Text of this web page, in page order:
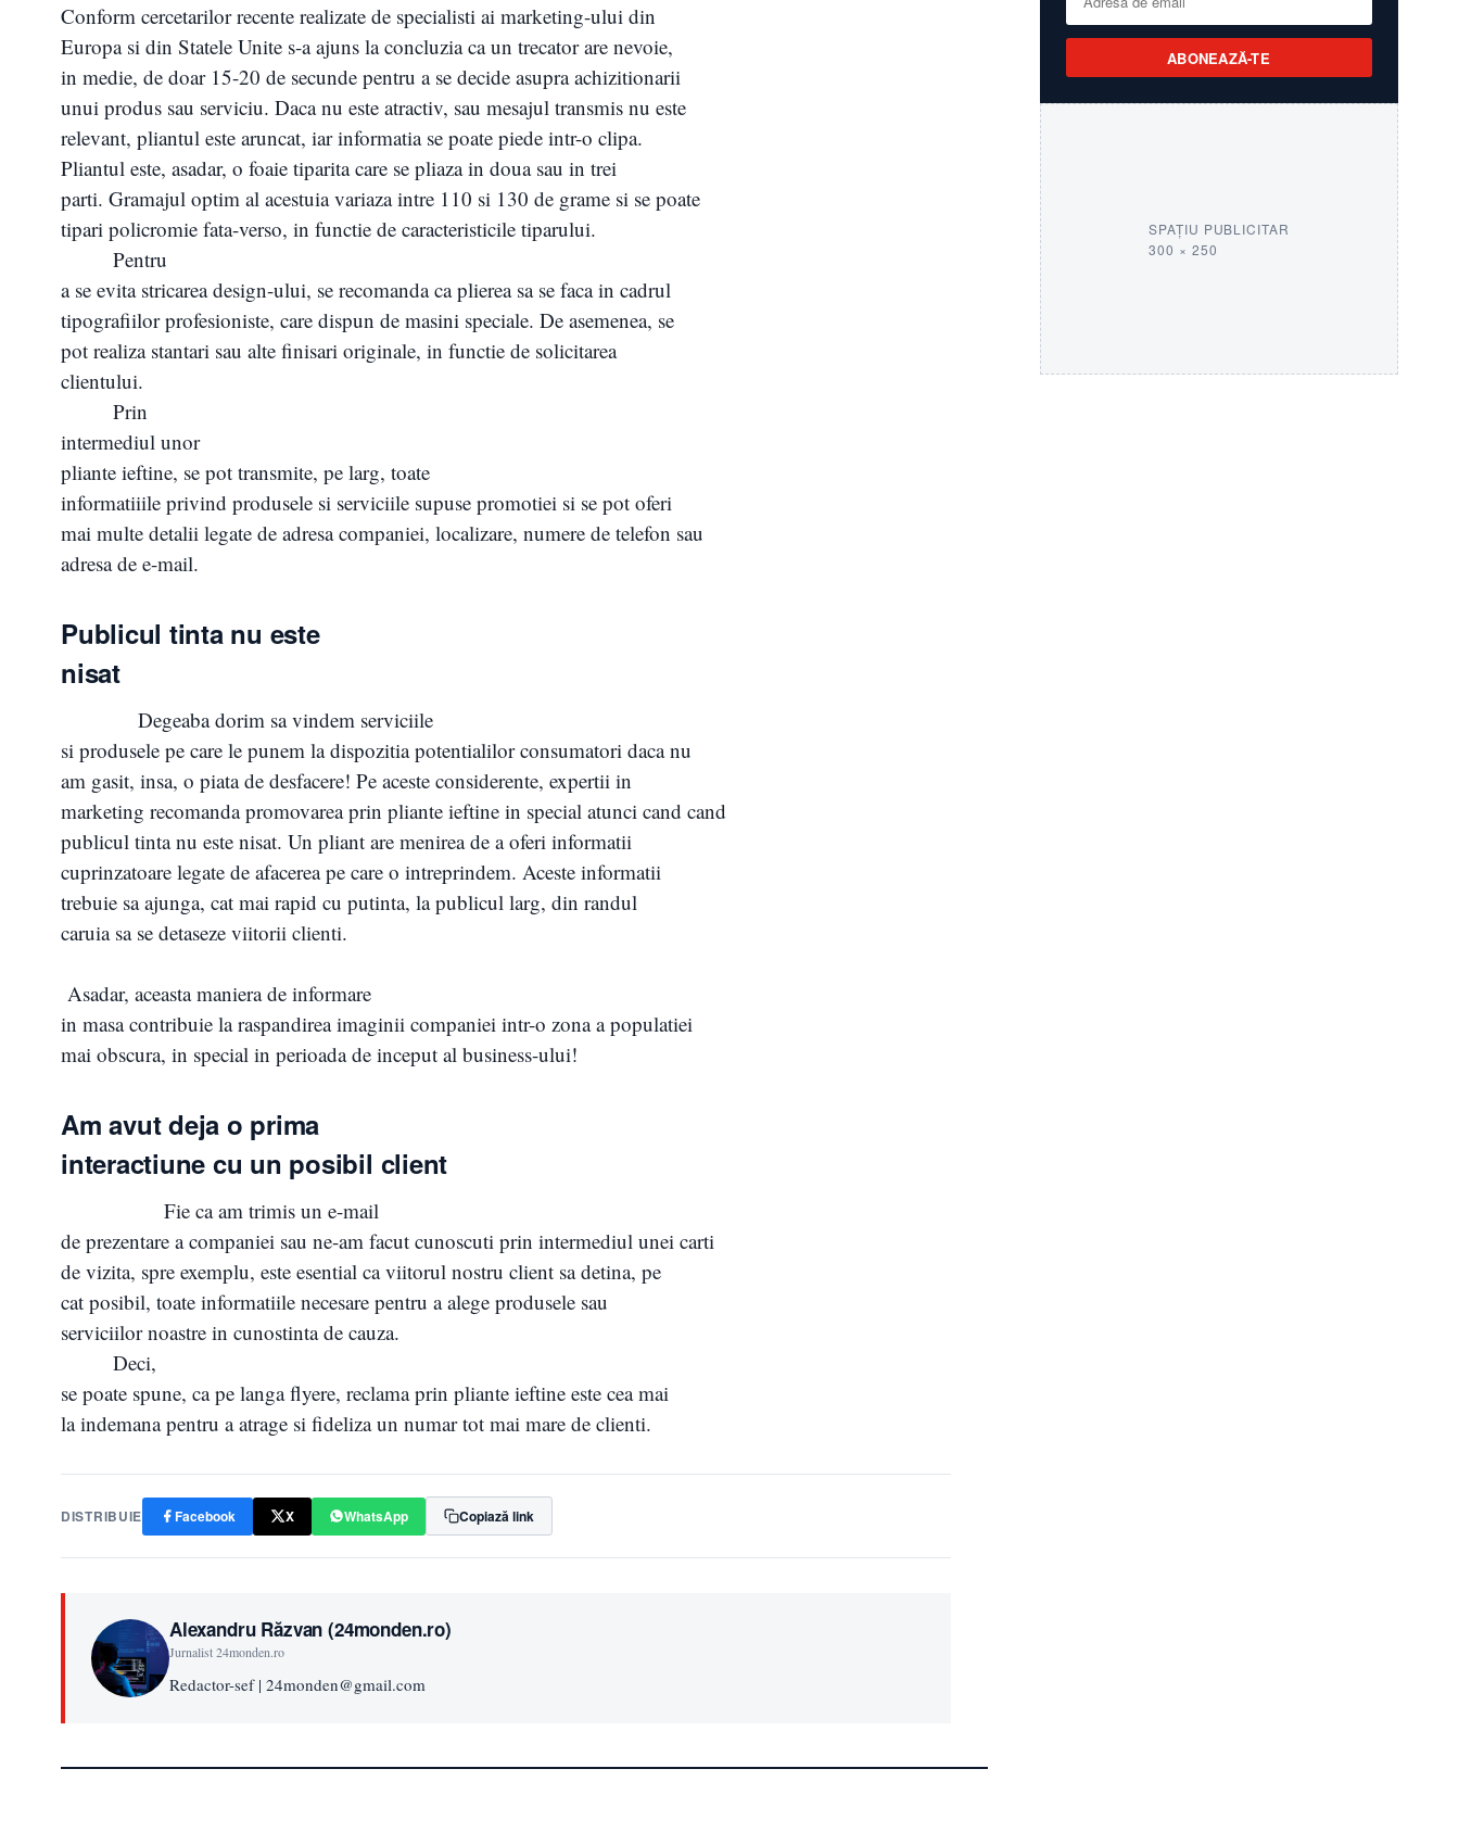
Conform cercetarilor recente realizate de specialisti ai marketing-ului din
Europa si din Statele Unite s-a ajuns la concluzia ca un trecator are nevoie,
in medie, de doar 15-20 de secunde pentru a se decide asupra achizitionarii
unui produs sau serviciu. Daca nu este atractiv, sau mesajul transmis nu este
relevant, pliantul este aruncat, iar informatia se poate piede intr-o clipa.
Pliantul este, asadar, o foaie tiparita care se pliaza in doua sau in trei
parti. Gramajul optim al acestuia variaza intre 110 si 130 de grame si se poate
tipari policromie fata-verso, in functie de caracteristicile tiparului.
Pentru
a se evita stricarea design-ului, se recomanda ca plierea sa se faca in cadrul
tipografiilor profesioniste, care dispun de masini speciale. De asemenea, se
pot realiza stantari sau alte finisari originale, in functie de solicitarea
clientului.
Prin
intermediul unor
pliante ieftine, se pot transmite, pe larg, toate
informatiiile privind produsele si serviciile supuse promotiei si se pot oferi
mai multe detalii legate de adresa companiei, localizare, numere de telefon sau
adresa de e-mail.
Publicul tinta nu este
nisat
Degeaba dorim sa vindem serviciile
si produsele pe care le punem la dispozitia potentialilor consumatori daca nu
am gasit, insa, o piata de desfacere! Pe aceste considerente, expertii in
marketing recomanda promovarea prin pliante ieftine in special atunci cand cand
publicul tinta nu este nisat. Un pliant are menirea de a oferi informatii
cuprinzatoare legate de afacerea pe care o intreprindem. Aceste informatii
trebuie sa ajunga, cat mai rapid cu putinta, la publicul larg, din randul
caruia sa se detaseze viitorii clienti.
Asadar, aceasta maniera de informare
in masa contribuie la raspandirea imaginii companiei intr-o zona a populatiei
mai obscura, in special in perioada de inceput al business-ului!
Am avut deja o prima
interactiune cu un posibil client
Fie ca am trimis un e-mail
de prezentare a companiei sau ne-am facut cunoscuti prin intermediul unei carti
de vizita, spre exemplu, este esential ca viitorul nostru client sa detina, pe
cat posibil, toate informatiile necesare pentru a alege produsele sau
serviciilor noastre in cunostinta de cauza.
Deci,
se poate spune, ca pe langa flyere, reclama prin pliante ieftine este cea mai
la indemana pentru a atrage si fideliza un numar tot mai mare de clienti.
DISTRIBUIE Facebook X WhatsApp Copiază link
Alexandru Răzvan (24monden.ro)
Jurnalist 24monden.ro
Redactor-sef | 24monden@gmail.com
ABONEAZĂ-TE
SPAȚIU PUBLICITAR
300 × 250